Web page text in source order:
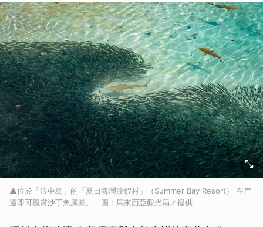
▲位於「浪中島」的「夏日海灣渡假村」（Summer Bay Resort） 在岸
邊即可觀賞沙丁魚風暴。 圖：馬來西亞觀光局／提供